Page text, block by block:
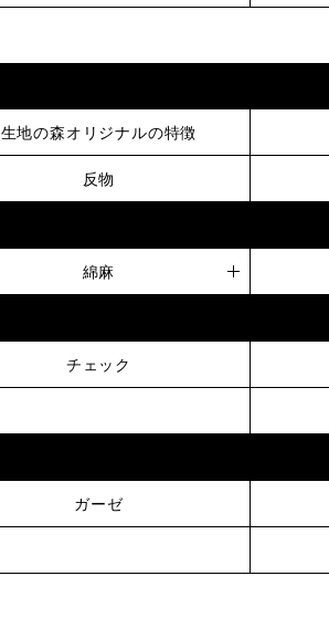
生地の森オリジナルの特徴
反物
綿麻
チェック
ガーゼ